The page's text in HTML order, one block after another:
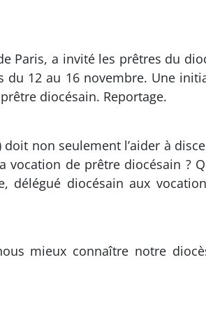
Paris, a invité les prêtres du
du 12 au 16 novembre. Une
diocésain. Reportage.
non seulement l’aider à
vocation de prêtre diocésain ?
délégué diocésain aux
mieux connaître notre